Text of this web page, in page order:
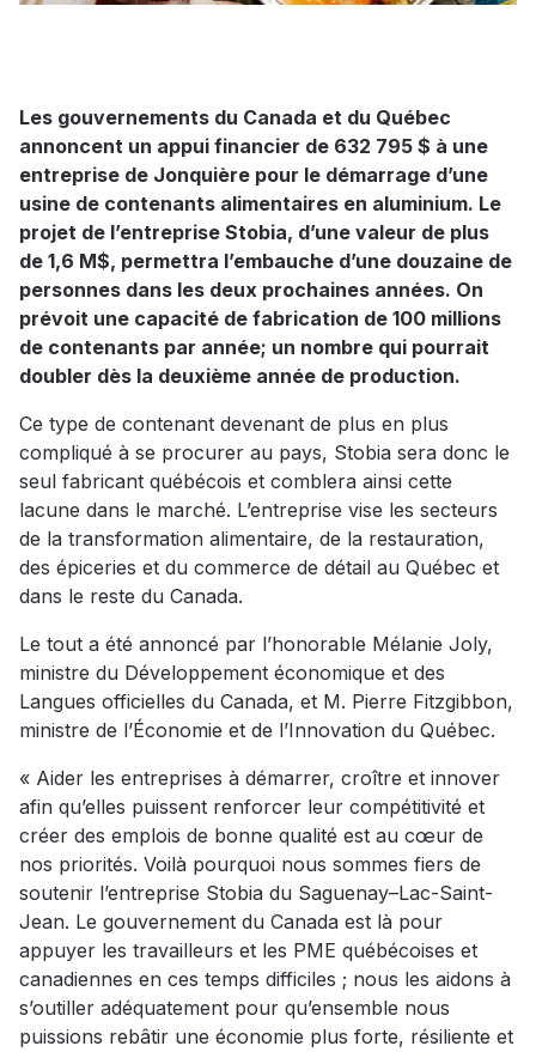
Les gouvernements du Canada et du Québec
annoncent un appui financier de 632 795 $ à une
entreprise de Jonquière pour le démarrage d’une
usine de contenants alimentaires en aluminium. Le
projet de l’entreprise Stobia, d’une valeur de plus
de 1,6 M$, permettra l’embauche d’une douzaine de
personnes dans les deux prochaines années. On
prévoit une capacité de fabrication de 100 millions
de contenants par année; un nombre qui pourrait
doubler dès la deuxième année de production.
Ce type de contenant devenant de plus en plus
compliqué à se procurer au pays, Stobia sera donc le
seul fabricant québécois et comblera ainsi cette
lacune dans le marché. L’entreprise vise les secteurs
de la transformation alimentaire, de la restauration,
des épiceries et du commerce de détail au Québec et
dans le reste du Canada.
Le tout a été annoncé par l’honorable Mélanie Joly,
ministre du Développement économique et des
Langues officielles du Canada, et M. Pierre Fitzgibbon,
ministre de l’Économie et de l’Innovation du Québec.
« Aider les entreprises à démarrer, croître et innover
afin qu’elles puissent renforcer leur compétitivité et
créer des emplois de bonne qualité est au cœur de
nos priorités. Voilà pourquoi nous sommes fiers de
soutenir l’entreprise Stobia du Saguenay–Lac-Saint-
Jean. Le gouvernement du Canada est là pour
appuyer les travailleurs et les PME québécoises et
canadiennes en ces temps difficiles ; nous les aidons à
s’outiller adéquatement pour qu’ensemble nous
puissions rebâtir une économie plus forte, résiliente et